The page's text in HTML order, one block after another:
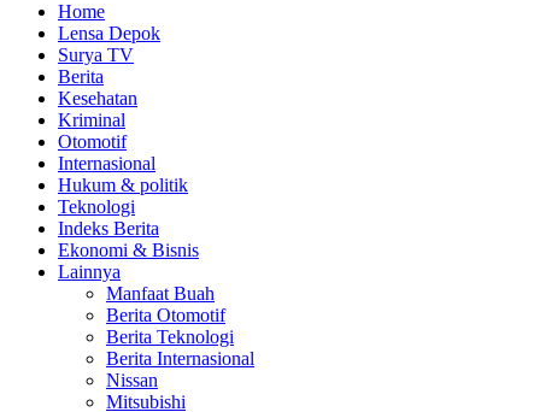
Home
Lensa Depok
Surya TV
Berita
Kesehatan
Kriminal
Otomotif
Internasional
Hukum & politik
Teknologi
Indeks Berita
Ekonomi & Bisnis
Lainnya
Manfaat Buah
Berita Otomotif
Berita Teknologi
Berita Internasional
Nissan
Mitsubishi